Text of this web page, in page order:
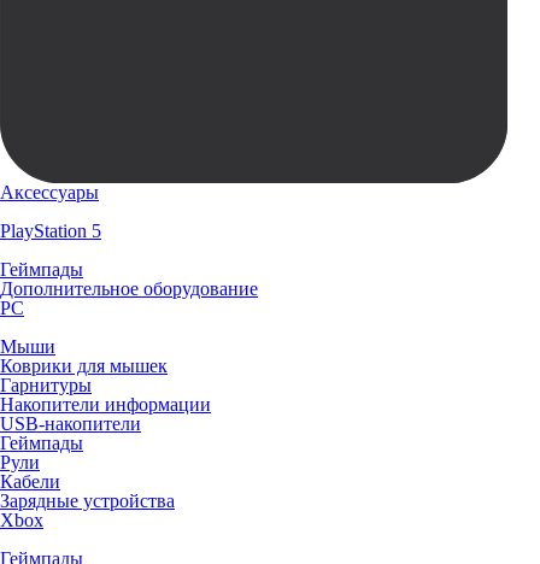
Аксессуары
PlayStation 5
Геймпады
Дополнительное оборудование
PC
Мыши
Коврики для мышек
Гарнитуры
Накопители информации
USB-накопители
Геймпады
Рули
Кабели
Зарядные устройства
Xbox
Геймпады